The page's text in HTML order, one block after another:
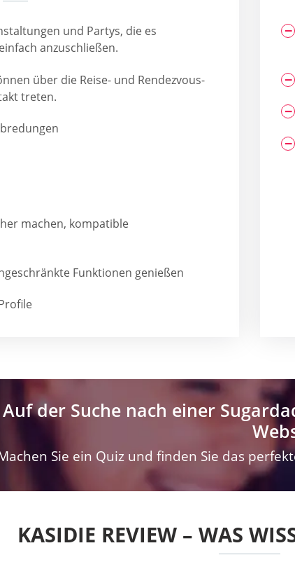
und Partys, die es
anzuschließen.
über die Reise- und Rendezvous-
treten.
machen, kompatible
Funktionen genießen
Auf der Suche nach einer
Sie ein Quiz und finden Sie das
KASIDIE REVIEW – WAS